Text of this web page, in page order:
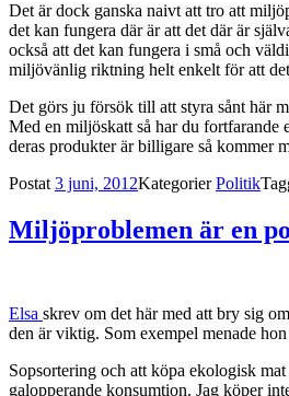
Det är dock ganska naivt att tro att
det kan fungera där är att det där är
också att det kan fungera i små och
miljövänlig riktning helt enkelt för att
Det görs ju försök till att styra sånt här
Med en miljöskatt så har du fortfarande
deras produkter är billigare så kommer
Postat 3 juni, 2012KategorierPolitik
Miljöproblemen är en
Elsa skrev om det här med att bry sig
den är viktig. Som exempel menade
Sopsortering och att köpa ekologisk
galopperande konsumtion. Jag köper